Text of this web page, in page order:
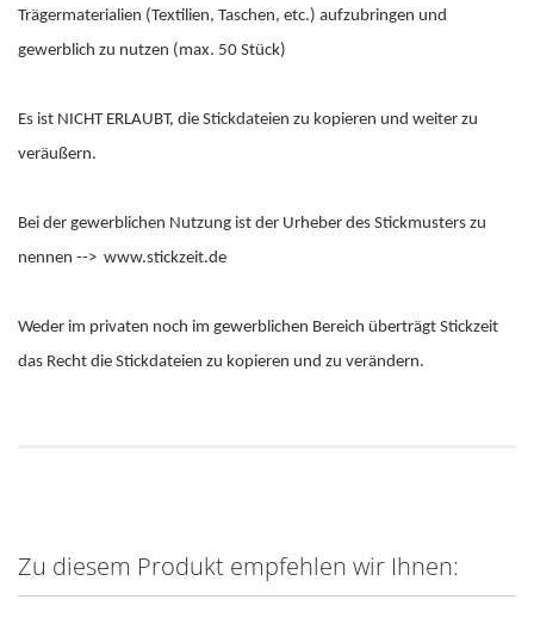
Trägermaterialien (Textilien, Taschen, etc.) aufzubringen und
gewerblich zu nutzen (max. 50 Stück)
Es ist NICHT ERLAUBT, die Stickdateien zu kopieren und weiter zu
veräußern.
Bei der gewerblichen Nutzung ist der Urheber des Stickmusters zu
nennen --> www.stickzeit.de
Weder im privaten noch im gewerblichen Bereich überträgt Stickzeit
das Recht die Stickdateien zu kopieren und zu verändern.
Zu diesem Produkt empfehlen wir Ihnen: